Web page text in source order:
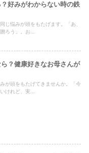
好みがわからない時の鉄
じ悩みが頭をもたげます。「あ、
ろう」。お...
？健康好きなお母さんが
が頭をもたげてきませんか。「今
けれど、実...